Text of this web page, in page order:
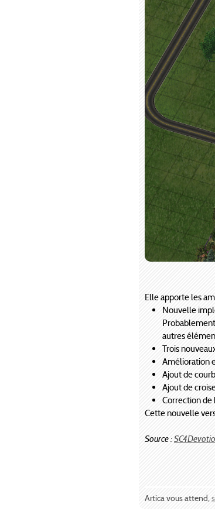
Elle apporte les
Nouvelle
autres
Trois
Amélioration
Ajout de
Ajout de
Correction de
Cette nouvelle
Source :
Artica vous attend,